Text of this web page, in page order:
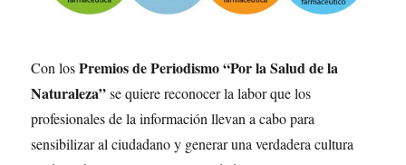
Con losPremios de Periodismo “Por la Salud de la
Naturaleza”se quiere reconocer la labor que los
profesionales de la información llevan a cabo para
sensibilizar al ciudadano y generar una verdadera cultura